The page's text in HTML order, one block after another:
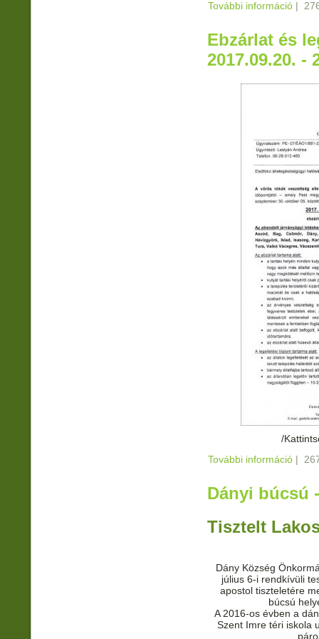
További információ |
Ebzárlat és
2017.09.20. -
/
További információ |
Dányi búcsú
Tisztelt
Dány Község
július 6-i rendkívüli
apostol tiszteletére
búcsú
A 2016-os évben a
Szent Imre téri iskola